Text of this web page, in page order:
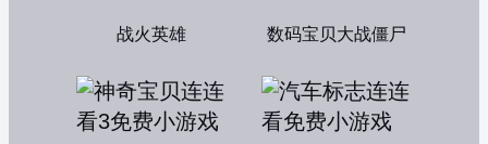
战火英雄 数码宝贝大战僵尸